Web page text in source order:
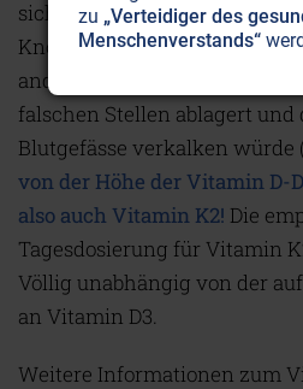
sich das Kalzium einerseits
Knochen und Zähnen
andererseits verhindern,
falschen Stellen ablagert und
Blutgefässe verkalken würde
von der Höhe der Vitamin D-
also auch Vitamin K2! Die
Tagesdosierung für Vitamin
Völlig unabhängig von der
an Vitamin D3.
Weitere Informationen zum
zu „Verteidiger des
Menschenverstands“